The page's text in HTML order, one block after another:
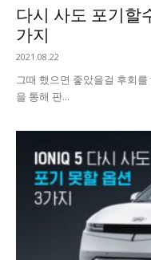
다시 사도 포기할
가지
2021.08.22
그때 했으면 좋았을걸 후회
을 통해 판...